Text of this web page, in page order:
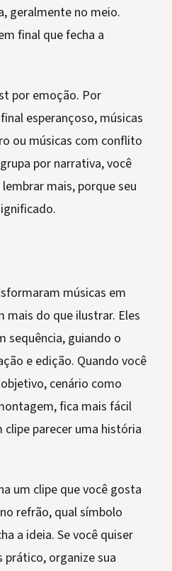
geralmente no meio.
final que fecha a
por emoção. Por
esperançoso, músicas
ou músicas com conflito
por narrativa, você
mais, porque seu
músicas em
mais do que ilustrar. Eles
sequência, guiando o
e edição. Quando você
cenário como
fica mais fácil
parecer uma história
um clipe que você gosta
refrão, qual símbolo
a ideia. Se você quiser
organize sua